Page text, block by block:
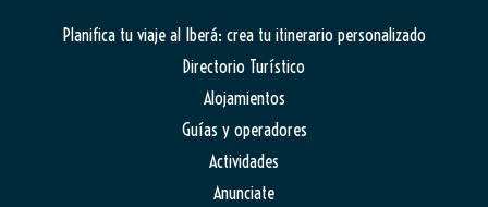
Planifica tu viaje al Iberá: crea tu itinerario personalizado
Directorio Turístico
Alojamientos
Guías y operadores
Actividades
Anunciate